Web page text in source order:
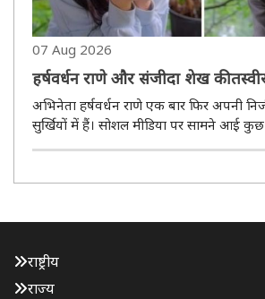
07 Aug 2026
हर्षवर्धन राणे और संजीदा शेख की
लेकर चर्चाओं को किया तेज
अभिनेता हर्षवर्धन राणे एक बार फिर अपनी
सुर्खियों में हैं। सोशल मीडिया पर सामने आई
राष्ट्रीय
राज्य